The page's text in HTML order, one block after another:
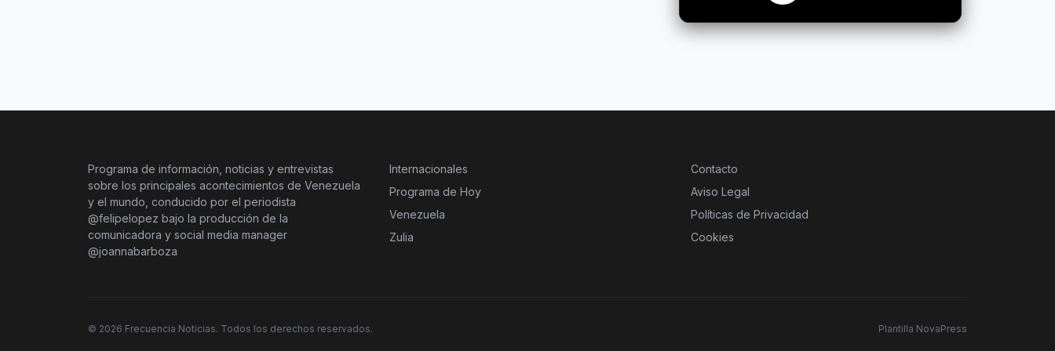
Programa de información, noticias y entrevistas
sobre los principales acontecimientos de Venezuela
y el mundo, conducido por el periodista
@felipelopez bajo la producción de la
comunicadora y social media manager
@joannabarboza
Internacionales
Programa de Hoy
Venezuela
Zulia
Contacto
Aviso Legal
Políticas de Privacidad
Cookies
© 2026 Frecuencia Noticias. Todos los derechos reservados. Plantilla NovaPress